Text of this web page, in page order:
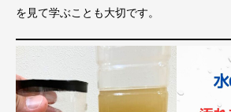
を見て学ぶことも大切です。